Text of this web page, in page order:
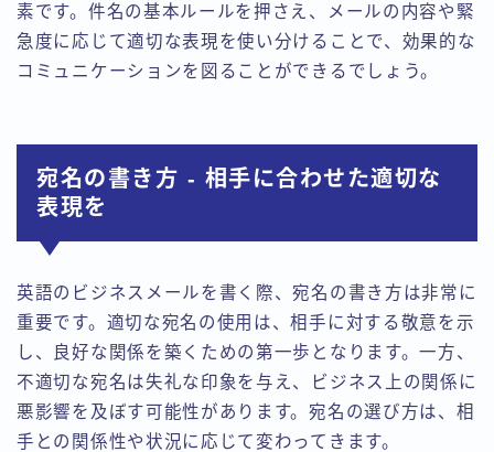
素です。件名の基本ルールを押さえ、メールの内容や緊
急度に応じて適切な表現を使い分けることで、効果的な
コミュニケーションを図ることができるでしょう。
宛名の書き方 - 相手に合わせた適切な
表現を
英語のビジネスメールを書く際、宛名の書き方は非常に
重要です。適切な宛名の使用は、相手に対する敬意を示
し、良好な関係を築くための第一歩となります。一方、
不適切な宛名は失礼な印象を与え、ビジネス上の関係に
悪影響を及ぼす可能性があります。宛名の選び方は、相
手との関係性や状況に応じて変わってきます。